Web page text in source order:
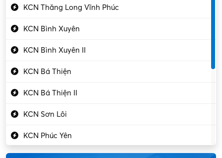
Kỹ thuật cao
Kỹ thuật mạng – IT
Làm bán thời gian
Lao động phổ thông
Lập trình – Phát triển
Luật – Công chứng
Marketing – PR
Mỹ phẩm – Trang sức
KCN Thăng Long Vĩnh Phúc
KCN Bình Xuyên
KCN Bình Xuyên II
KCN Bá Thiện
KCN Bá Thiện II
KCN Sơn Lôi
KCN Phúc Yên